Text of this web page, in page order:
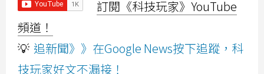
訂閱《科技玩家》YouTube
頻道！
💡 追新聞》》在Google News按下追蹤，科
技玩家好文不漏接！